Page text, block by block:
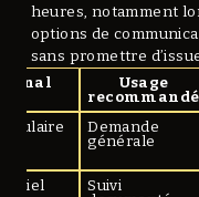
heures, notamment
options de
sans promettre
Canal
Usage
recommandé
Demande
générale
Suivi